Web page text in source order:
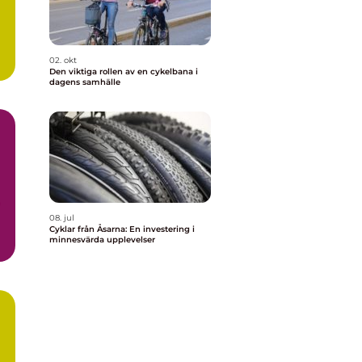
02. okt
Den viktiga rollen av en cykelbana i
dagens samhälle
08. jul
Cyklar från Åsarna: En investering i
minnesvärda upplevelser